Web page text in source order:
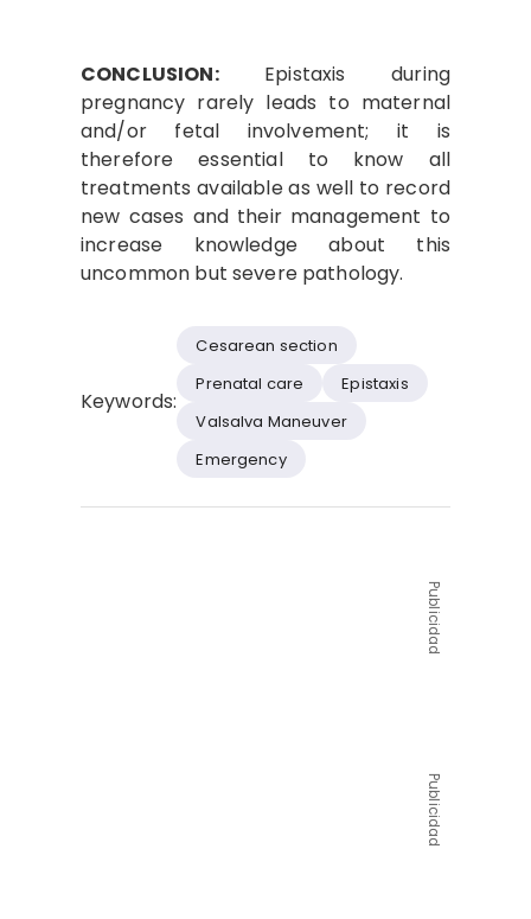
CONCLUSION:Epistaxis during
pregnancy rarely leads to maternal
and/or fetal involvement; it is
therefore essential to know all
treatments available as well to record
new cases and their management to
increase knowledge about this
uncommon but severe pathology.
Keywords:
Cesarean section
Prenatal care
Epistaxis
Valsalva Maneuver
Emergency
Publicidad
Publicidad